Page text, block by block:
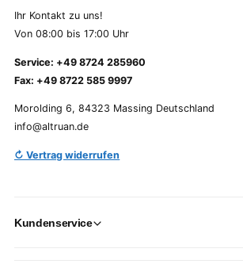
Ihr Kontakt zu uns!
Von 08:00 bis 17:00 Uhr
Service: +49 8724 285960
Fax: +49 8722 585 9997
Morolding 6, 84323 Massing Deutschland
info@altruan.de
↻ Vertrag widerrufen
Kundenservice